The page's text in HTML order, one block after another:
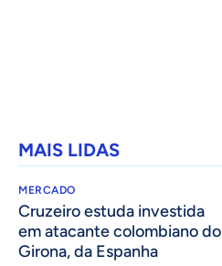
MAIS LIDAS
MERCADO
Cruzeiro estuda investida
em atacante colombiano do
Girona, da Espanha